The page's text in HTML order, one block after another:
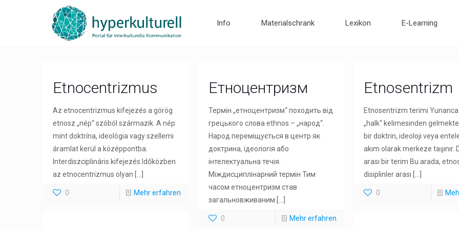
Info Materialschrank Lexikon E-Learning
Etnocentrizmus
Az etnocentrizmus kifejezés a görög
etnosz „nép“ szóból származik. A nép
mint doktrína, ideológia vagy szellemi
áramlat kerül a középpontba.
Interdiszciplináris kifejezés Időközben
az etnocentrizmus olyan
0 Mehr erfahren
Етноцентризм
Термін „етноцентризм“ походить від
грецького слова ethnos – „народ“.
Народ переміщується в центр як
доктрина, ідеологія або
інтелектуальна течія.
Міждисциплінарний термін Тим
часом етноцентризм став
загальновживаним
0 Mehr erfahren
Etnosentrizm
Etnosentrizm terimi
„halk“ kelimesinden
bir doktrin, ideoloji veya
akım olarak merkeze taşınır.
arası bir terim Bu arada,
disiplinler arası
0